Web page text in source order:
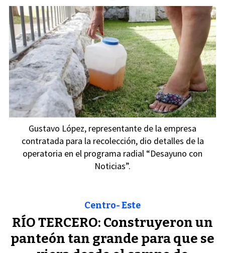
Gustavo López, representante de la empresa
contratada para la recolección, dio detalles de la
operatoria en el programa radial “Desayuno con
Noticias”.
RÍO TERCERO: Construyeron un
panteón tan grande para que se
Centro- Este